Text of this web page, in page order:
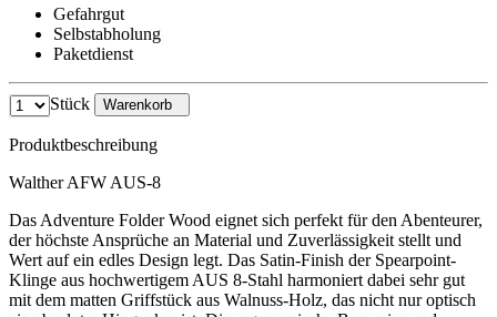
Gefahrgut
Selbstabholung
Paketdienst
Stück Warenkorb
Produktbeschreibung
Walther AFW AUS-8
Das Adventure Folder Wood eignet sich perfekt für den Abenteurer,
der höchste Ansprüche an Material und Zuverlässigkeit stellt und
Wert auf ein edles Design legt. Das Satin-Finish der Spearpoint-
Klinge aus hochwertigem AUS 8-Stahl harmoniert dabei sehr gut
mit dem matten Griffstück aus Walnuss-Holz, das nicht nur optisch